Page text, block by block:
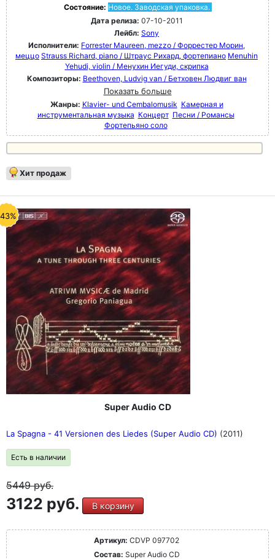
Состояние: Новое. Заводская упаковка.
Дата релиза: 07-10-2011
Лейбл: Sony
Исполнители: Forrester Maureen, mezzo / Форрестер Морин,
меццо Strauss Richard, piano / Штраус Рихард, фортепиано Menuhin
Yehudi, violin / Менухин Иегуди, скрипка
Композиторы: Beethoven, Ludvig van / Бетховен Людвиг ван
Показать больше
Жанры: Klavier- und Cembalomusik Камерная и
инструментальная музыка Концерт Песни / Романсы
Фортепьяно соло
Хит продаж
Super Audio CD
La Spagna - 41 Versionen des Liedes (Super Audio CD) (2011)
Есть в наличии
5449руб.
3122 руб. В корзину
Артикул: CDVP 097702
Состав: Super Audio CD